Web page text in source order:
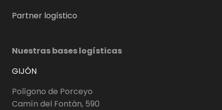
Partner logístico
Nuestras bases logísticas
GIJÓN
Polígono de Porceyo
Camín del Fontán, 590